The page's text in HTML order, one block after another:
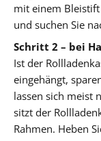
mit einem
und suchen Sie
Schritt 2 – bei
Ist der
eingehängt,
lassen sich meist
sitzt der
Rahmen. Heben